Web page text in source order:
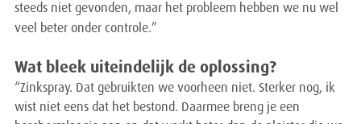
steeds niet gevonden, maar het probleem hebben we nu wel
veel beter onder controle.”
Wat bleek uiteindelijk de oplossing?
“Zinkspray. Dat gebruikten we voorheen niet. Sterker nog, ik
wist niet eens dat het bestond. Daarmee breng je een